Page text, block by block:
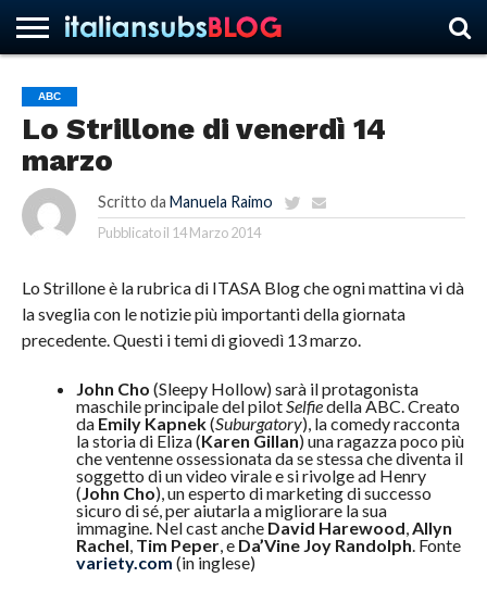
HOME
NEWS
ASCOLTI
RECENSIONI
INTERVISTE
CURIOSITÀ
CHI
SIAMO
CONTATTACI
FORUM
ITALIANSUBS
ABC
Lo Strillone di venerdì 14
marzo
Scritto da Manuela Raimo
Pubblicato il 14 Marzo 2014
Lo Strillone è la rubrica di ITASA Blog che ogni mattina vi dà
la sveglia con le notizie più importanti della giornata
precedente. Questi i temi di giovedì 13 marzo.
John Cho (Sleepy Hollow) sarà il protagonista
maschile principale del pilotSelfiedella ABC. Creato
da Emily Kapnek(Suburgatory), la comedy racconta
la storia di Eliza (Karen Gillan) una ragazza poco più
che ventenne ossessionata da se stessa che diventa il
soggetto di un video virale e si rivolge ad Henry
(John Cho), un esperto di marketing di successo
sicuro di sé, per aiutarla a migliorare la sua
immagine. Nel cast anche David Harewood,Allyn
Rachel, Tim Peper, e Da’Vine Joy Randolph. Fonte
variety.com (in inglese)